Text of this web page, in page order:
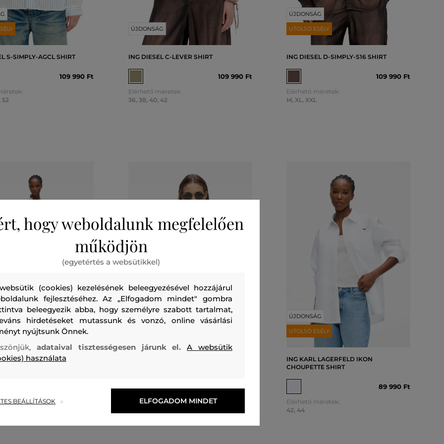
S-SIMPLY-AGCL SHIRT
109 990 Ft
52
ÚJDONSÁG
ING DIESEL C-LEVER SHIRT
109 990 Ft
Elérhető méretek:
36, 38, 40, 42
ÚJDONSÁG
UTOLSÓ ESÉLY
ING DIESEL D-SIMPLY-S16 SHIRT
109 990 Ft
Elérhető méretek:
M, XL, XXL
LAGERFELD SIGNATURE
Elérhető méretek:
ÚJDONSÁG
UTOLSÓ ESÉLY
ING KARL LAGERFELD IKON
CHOUPETTE SHIRT
89 990 Ft
Elérhető méretek:
42, 44
hogy weboldalunk megfelelően
működjön
(egyetértés a websütikkel)
(cookies) kezelésének beleegyezésével hozzájárul
fejlesztéséhez. Az „Elfogadom mindet" gombra
beleegyezik abba, hogy személyre szabott tartalmat,
hirdetéseket mutassunk és vonzó, online vásárlási
nyújtsunk Önnek.
adataival tisztességesen járunk el.A websütik
használata
BEÁLLÍTÁSOK ELFOGADOM MINDET